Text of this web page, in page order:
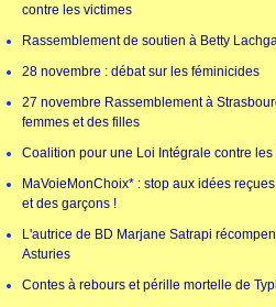
contre les victimes
Rassemblement de soutien à Betty
28 novembre : débat sur les féminicides
27 novembre Rassemblement à
femmes et des filles
Coalition pour une Loi Intégrale contre
MaVoieMonChoix* : stop aux idées
et des garçons !
L'autrice de BD Marjane Satrapi
Asturies
Contes à rebours et pérille mortelle de